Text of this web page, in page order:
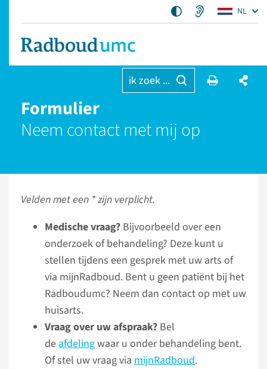
NL
ik zoek ...
Formulier
Neem contact met mij op
Velden met een * zijn verplicht.
Medische vraag? Bijvoorbeeld over een
onderzoek of behandeling? Deze kunt u
stellen tijdens een gesprek met uw arts of
via mijnRadboud. Bent u geen patiënt bij het
Radboudumc? Neem dan contact op met uw
huisarts.
Vraag over uw afspraak? Bel
deafdelingwaar u onder behandeling bent.
Of stel uw vraag via mijnRadboud.